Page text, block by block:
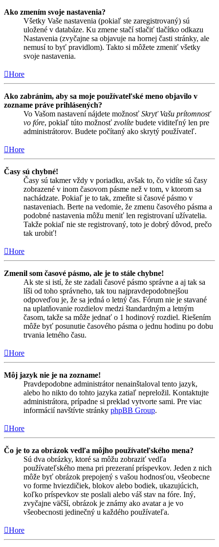
Ako zmením svoje nastavenia?
Všetky Vaše nastavenia (pokiaľ ste zaregistrovaný) sú
uložené v databáze. Ku zmene stačí stlačiť tlačítko odkazu
Nastavenia (zvyčajne sa objavuje na hornej časti stránky, ale
nemusí to byť pravidlom). Takto si môžete zmeniť všetky
svoje nastavenia.
Hore
Ako zabránim, aby sa moje používateľské meno objavilo v
zozname práve prihlásených?
Vo Vašom nastavení nájdete možnosť Skryť Vašu prítomnosť
vo fóre, pokiaľ túto možnosť zvolíte budete viditeľný len pre
administrátorov. Budete počítaný ako skrytý používateľ.
Hore
Časy sú chybné!
Časy sú takmer vždy v poriadku, avšak to, čo vidíte sú časy
zobrazené v inom časovom pásme než v tom, v ktorom sa
nachádzate. Pokiaľ je to tak, zmeňte si časové pásmo v
nastaveniach. Berte na vedomie, že zmenu časového pásma a
podobné nastavenia môžu meniť len registrovaní užívatelia.
Takže pokiaľ nie ste registrovaný, toto je dobrý dôvod, prečo
tak urobiť!
Hore
Zmenil som časové pásmo, ale je to stále chybne!
Ak ste si istí, že ste zadali časové pásmo správne a aj tak sa
líši od toho správneho, tak tou najpravdepodobnejšou
odpoveďou je, že sa jedná o letný čas. Fórum nie je stavané
na uplatňovanie rozdielov medzi štandardným a letným
časom, takže sa môže jednať o 1 hodinový rozdiel. Riešením
môže byť posunutie časového pásma o jednu hodinu po dobu
trvania letného času.
Hore
Môj jazyk nie je na zozname!
Pravdepodobne administrátor nenainštaloval tento jazyk,
alebo ho nikto do tohto jazyka zatiaľ nepreložil. Kontaktujte
administrátora, prípadne si preklad vytvorte sami. Pre viac
informácií navštívte stránky phpBB Group.
Hore
Čo je to za obrázok vedľa môjho používateľského mena?
Sú dva obrázky, ktoré sa môžu zobraziť vedľa
používateľského mena pri prezeraní príspevkov. Jeden z nich
môže byť obrázok prepojený s vašou hodnosťou, všeobecne
vo forme hviezdičiek, blokov alebo bodiek, ukazujúcich,
koľko príspevkov ste poslali alebo váš stav na fóre. Iný,
zvyčajne väčší, obrázok je známy ako avatar a je vo
všeobecnosti jedinečný u každého používateľa.
Hore